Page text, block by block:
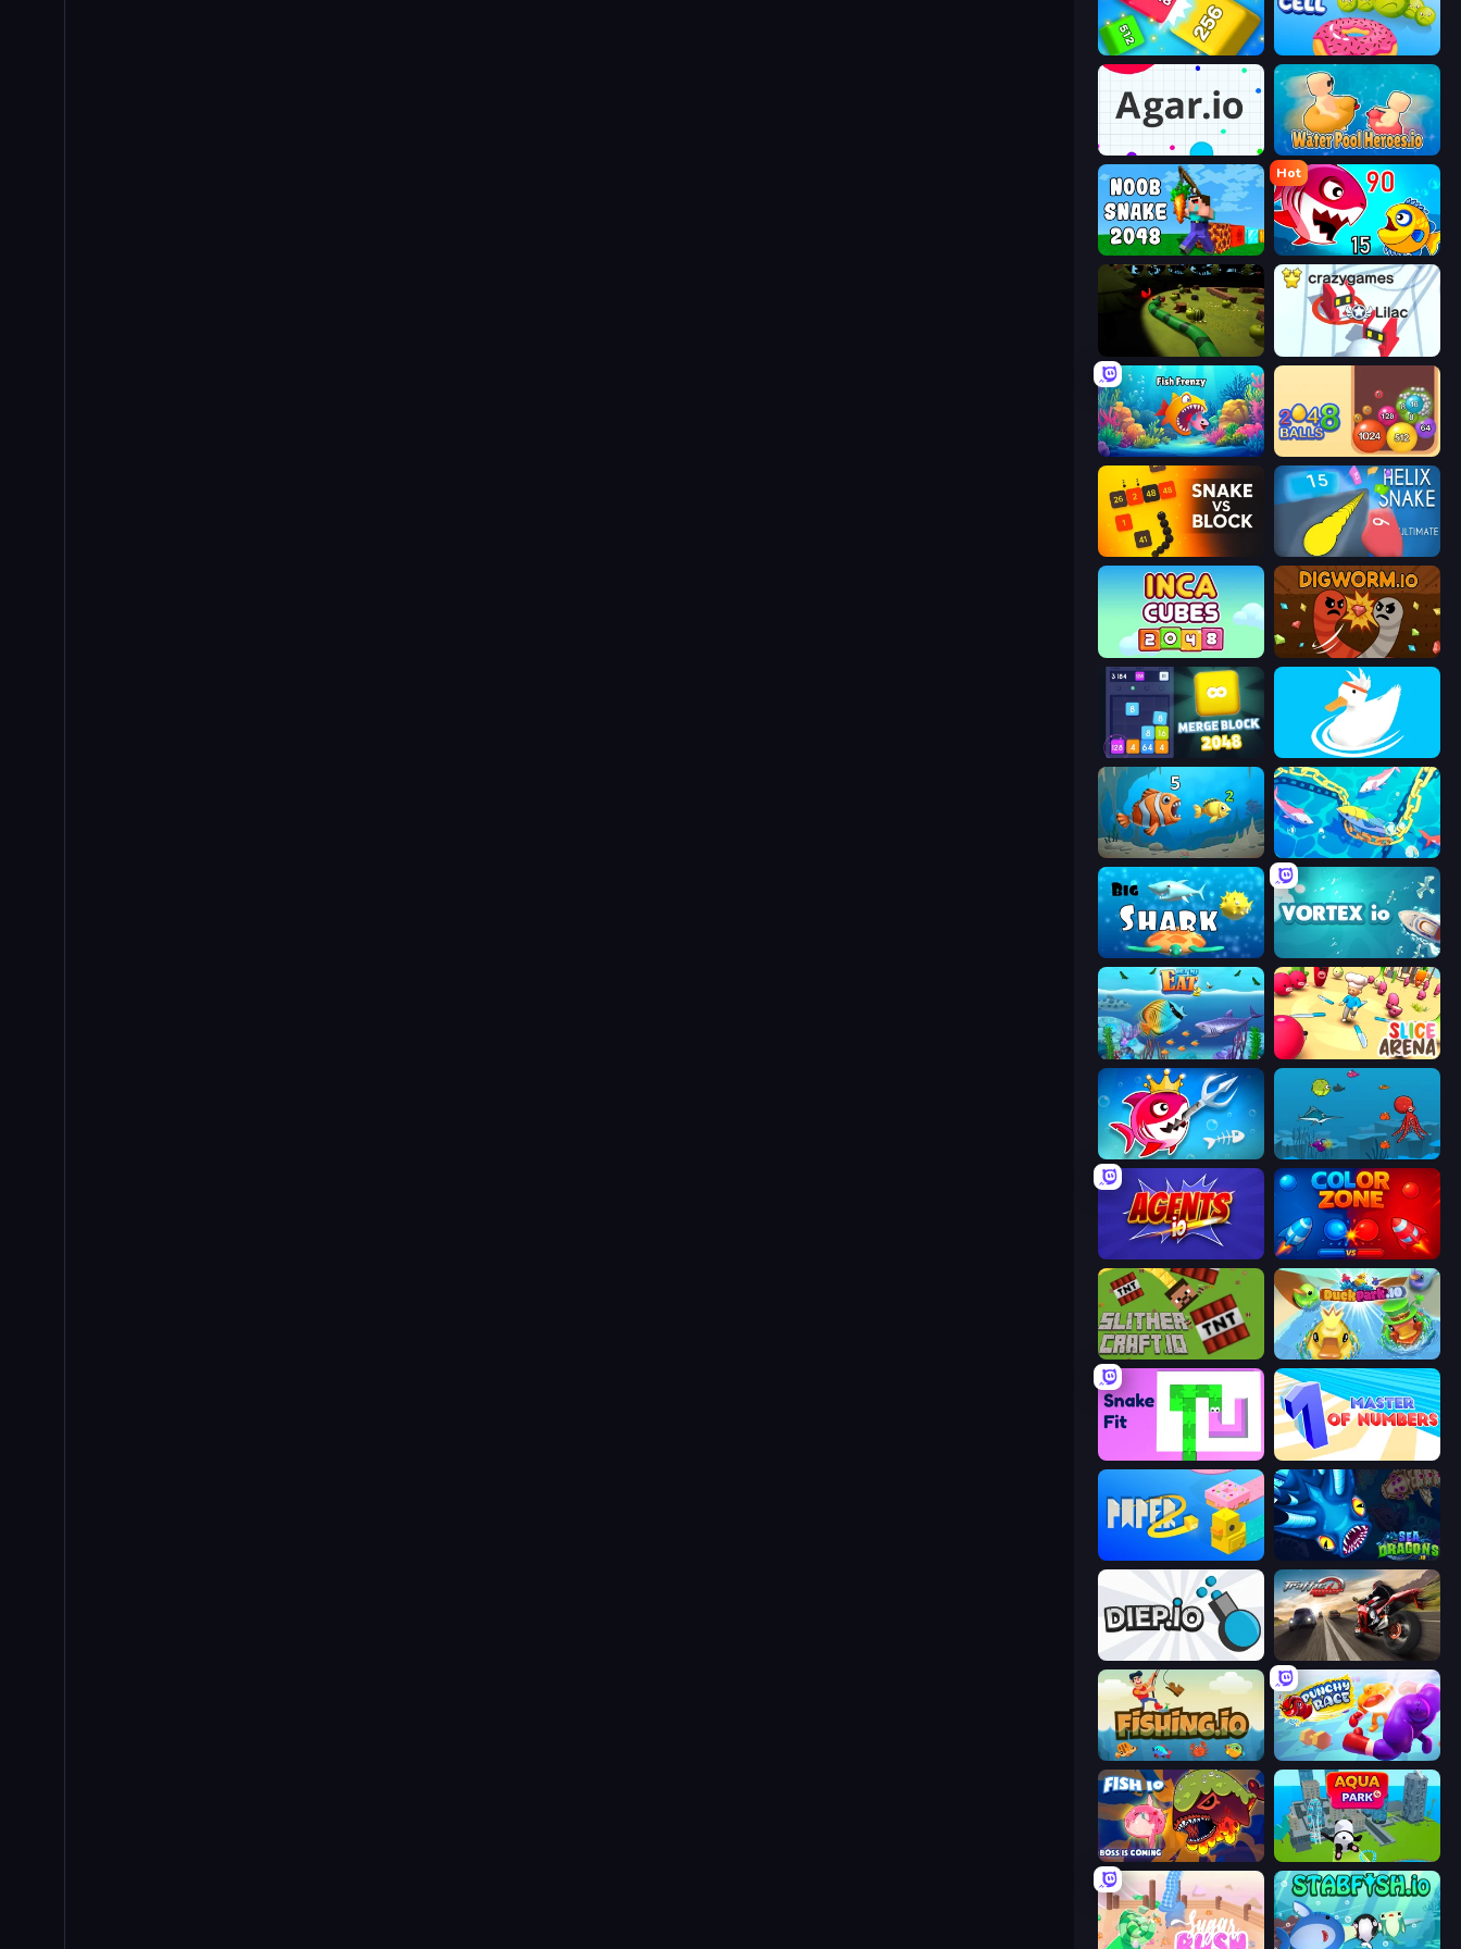
Qube 2048 Boom Cell
Agar.io Water Pool Heroes.io
Noob Snake 2048
Hot
Fish Eat Getting Big
Axy Snake 3D Snowball.io
Fish Frenzy Crazy 2048 Balls
Snake VS Block Helix Snake
Inca Cubes 2048 Digworm.io
Merge Block 2048 Ducklings
Hungry Ocean: Eat, Feed and Grow Fish Deep Sea Duel
Big Shark Vortex.io
Let Me Eat 2: Feeding Madness Slice Arena
Fish Stab Getting Big Fish Eat Fishes
Color Zone
SlitherCraft.io DuckPark.io
Snake Fit Master of Numbers
SeaDragons.io
Diep.io Traffic Rider
Fishing.io Punchy Race
Fish IO Aquapark.io